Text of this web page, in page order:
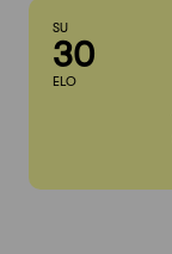
SU
30
ELO